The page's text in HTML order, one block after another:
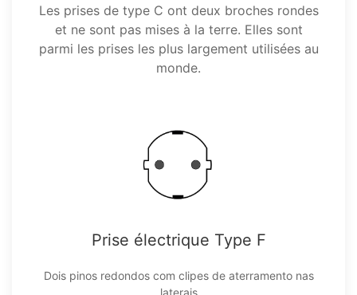
Les prises de type C ont deux broches rondes
et ne sont pas mises à la terre. Elles sont
parmi les prises les plus largement utilisées au
monde.
Prise électrique Type F
Dois pinos redondos com clipes de aterramento nas
laterais